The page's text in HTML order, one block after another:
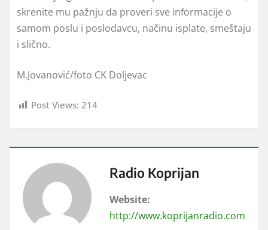
skrenite mu pažnju da proveri sve informacije o
samom poslu i poslodavcu, načinu isplate, smeštaju
i slično.
M.Jovanović/foto CK Doljevac
Post Views: 214
Radio Koprijan
Website:
http://www.koprijanradio.com